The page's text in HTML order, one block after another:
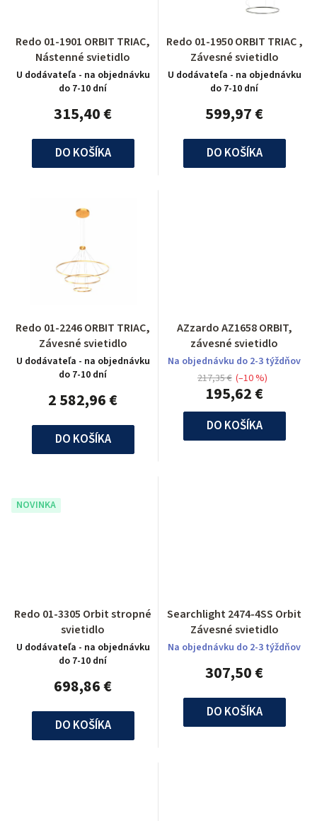
Redo 01-1901 ORBIT TRIAC,
Nástenné svietidlo
U dodávateľa - na objednávku
do 7-10 dní
315,40 €
DO KOŠÍKA
Redo 01-1950 ORBIT TRIAC ,
Závesné svietidlo
U dodávateľa - na objednávku
do 7-10 dní
599,97 €
DO KOŠÍKA
Redo 01-2246 ORBIT TRIAC,
Závesné svietidlo
U dodávateľa - na objednávku
do 7-10 dní
2 582,96 €
DO KOŠÍKA
AZzardo AZ1658 ORBIT,
závesné svietidlo
Na objednávku do 2-3 týždňov
195,62 €
217,35 € (–10 %)
DO KOŠÍKA
NOVINKA
Redo 01-3305 Orbit stropné
svietidlo
U dodávateľa - na objednávku
do 7-10 dní
698,86 €
DO KOŠÍKA
Searchlight 2474-4SS Orbit
Závesné svietidlo
Na objednávku do 2-3 týždňov
307,50 €
DO KOŠÍKA